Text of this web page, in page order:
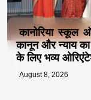
कानोरिया स्कूल
कानून और न्याय
के लिए भव्य
August 8, 2026